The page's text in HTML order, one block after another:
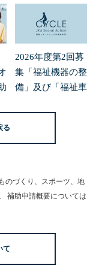
2026年度第2回募
集「福祉機器の整
備」及び「福祉車
る
ものづくり、スポーツ、地
補助申請概要については
て